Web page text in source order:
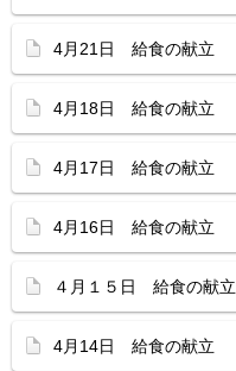
4月21日 給食の献立
4月18日 給食の献立
4月17日 給食の献立
4月16日 給食の献立
４月１５日 給食の献立
4月14日 給食の献立